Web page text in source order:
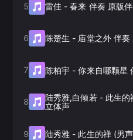
5 雷佳 -春来 伴奏 原版
6 陈楚生 - 庙堂之外 伴奏
7 陈柏宇 -你来自哪颗星
8 陆秀雅,白倾若- 此生的禅
立体声
9 陆秀雅 - 此生的禅 (男